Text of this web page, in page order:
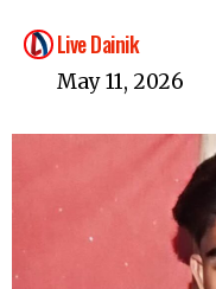
Live Dainik
May 11, 2026